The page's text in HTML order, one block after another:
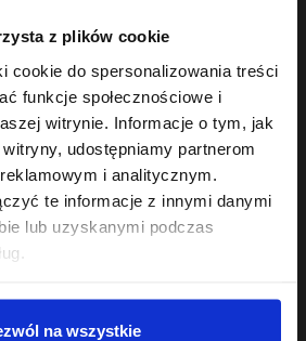
z plików cookie
cookie do spersonalizowania treści
funkcje społecznościowe i
witrynie. Informacje o tym, jak
udostępniamy partnerom
i analitycznym.
te informacje z innymi danymi
lub uzyskanymi podczas
na wszystkie
Szampon nawilżający
22,49 zł
Najniższa cena z 30 dni przed
obniżką: